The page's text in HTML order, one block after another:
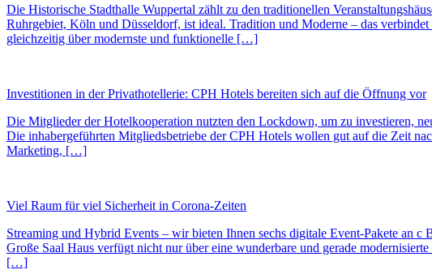
Die Historische Stadthalle Wuppertal zählt zu den traditionellen
Ruhrgebiet, Köln und Düsseldorf, ist ideal. Tradition und Moderne – das
gleichzeitig über modernste und funktionelle […]
Investitionen in der Privathotellerie: CPH Hotels bereiten sich auf die Öffnung vor
Die Mitglieder der Hotelkooperation nutzten den Lockdown, um zu investieren,
Die inhabergeführten Mitgliedsbetriebe der CPH Hotels wollen gut auf die Zeit
Marketing, […]
Viel Raum für viel Sicherheit in Corona-Zeiten
Streaming und Hybrid Events – wir bieten Ihnen sechs digitale Event-Pakete an
Große Saal Haus verfügt nicht nur über eine wunderbare und gerade
[…]